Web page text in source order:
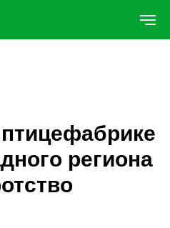
региона